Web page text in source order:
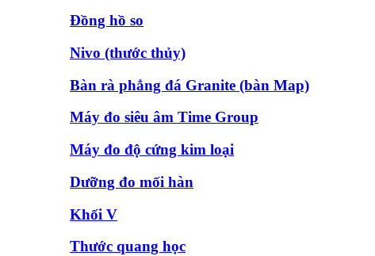
Đồng hồ so
Nivo (thước thủy)
Bàn rà phẳng đá Granite (bàn Map)
Máy đo siêu âm Time Group
Máy đo độ cứng kim loại
Dưỡng đo mối hàn
Khối V
Thước quang học